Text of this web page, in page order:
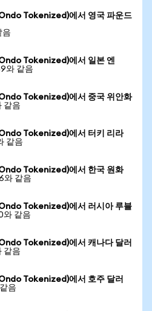
Tokenized)에서 영국 파운드
음
Tokenized)에서 일본 엔
와 같음
Tokenized)에서 중국 위안화
같음
Tokenized)에서 터키 리라
같음
Tokenized)에서 한국 원화
와 같음
Tokenized)에서 러시아 루블
와 같음
Tokenized)에서 캐나다 달러
같음
Tokenized)에서 호주 달러
음